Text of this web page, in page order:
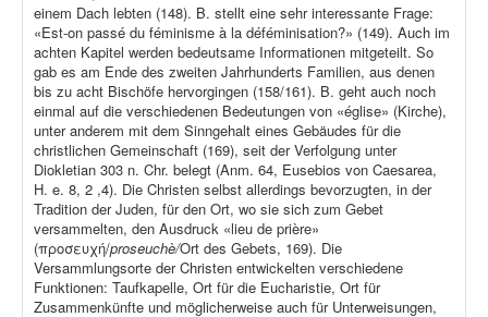
einem Dach lebten (148). B. stellt eine sehr interessante Frage:
«Est-on passé du féminisme à la déféminisation?» (149). Auch im
achten Kapitel werden bedeutsame Informationen mitgeteilt. So
gab es am Ende des zweiten Jahrhunderts Familien, aus denen
bis zu acht Bischöfe hervorgingen (158/161). B. geht auch noch
einmal auf die verschiedenen Bedeutungen von «église» (Kirche),
unter anderem mit dem Sinngehalt eines Gebäudes für die
christlichen Gemeinschaft (169), seit der Verfolgung unter
Diokletian 303 n. Chr. belegt (Anm. 64, Eusebios von Caesarea,
H. e. 8, 2 ,4). Die Christen selbst allerdings bevorzugten, in der
Tradition der Juden, für den Ort, wo sie sich zum Gebet
versammelten, den Ausdruck «lieu de prière»
(προσευχή/proseuchè/Ort des Gebets, 169). Die
Versammlungsorte der Christen entwickelten verschiedene
Funktionen: Taufkapelle, Ort für die Eucharistie, Ort für
Zusammenkünfte und möglicherweise auch für Unterweisungen,